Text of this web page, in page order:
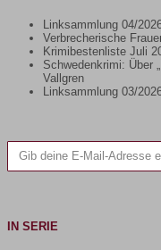
Linksammlung 04/
Verbrecherische
Krimibestenliste Juli
Schwedenkrimi: Über
Vallgren
Linksammlung 03/
Gib deine E-Mail-Adresse ein ...
IN SERIE